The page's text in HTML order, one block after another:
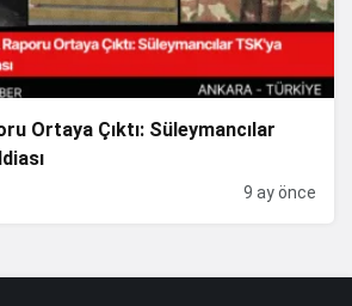
Ortaya Çıktı: Süleymancılar
9 ay önce